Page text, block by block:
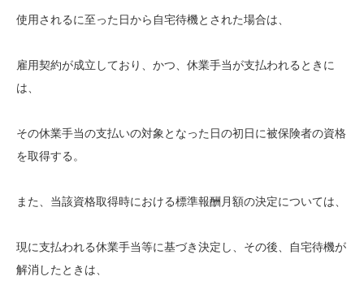
使用されるに至った日から自宅待機とされた場合は、
雇用契約が成立しており、かつ、休業手当が支払われるときに
は、
その休業手当の支払いの対象となった日の初日に被保険者の資格
を取得する。
また、当該資格取得時における標準報酬月額の決定については、
現に支払われる休業手当等に基づき決定し、その後、自宅待機が
解消したときは、